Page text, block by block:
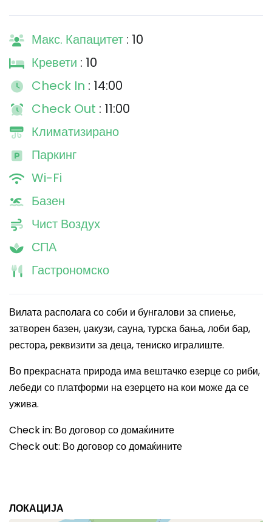
Макс. Капацитет : 10
Кревети : 10
Check In : 14:00
Check Out : 11:00
Климатизирано
Паркинг
Wi-Fi
Базен
Чист Воздух
СПА
Гастрономско
Вилата располага со соби и бунгалови за спиење,
затворен базен, џакузи, сауна, турска бања, лоби бар,
рестора, реквизити за деца, тениско игралиште.
Во прекрасната природа има вештачко езерце со риби,
лебеди со платформи на езерцето на кои може да се
ужива.
Check in: Во договор со домаќините
Check out: Во договор со домаќините
ЛОКАЦИЈА